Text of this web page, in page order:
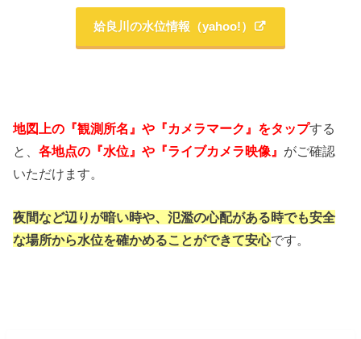
姶良川の水位情報（yahoo!）
地図上の『観測所名』や『カメラマーク』をタップする
と、各地点の『水位』や『ライブカメラ映像』 がご確認
いただけます。
夜間など辺りが暗い時や、氾濫の心配がある時でも安全
な場所から水位を確かめることができて安心です。